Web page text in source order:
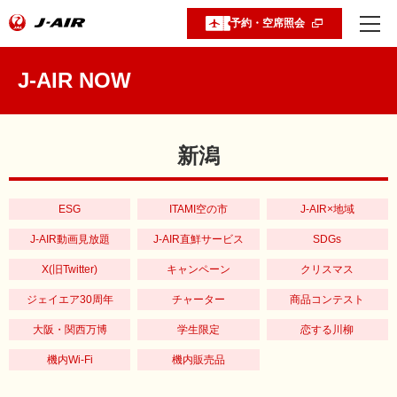
予約・空席照会
J-AIR NOW
新潟
ESG ITAMI空の市 J-AIR×地域
J-AIR動画見放題 J-AIR直鮮サービス SDGs
X(旧Twitter) キャンペーン クリスマス
ジェイエア30周年 チャーター 商品コンテスト
大阪・関西万博 学生限定 恋する川柳
機内Wi-Fi 機内販売品